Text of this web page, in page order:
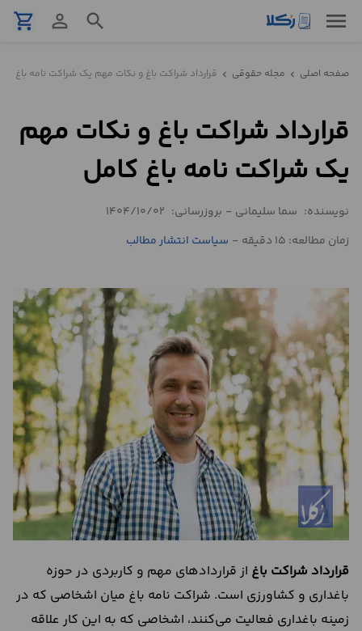
menu
search
person_outline
shopping_cart
نمونه
تنظیم
قرارداد
حقوقی
تلفنی
محاسبه
آنلاین
درباره
ما
تماس
با
ما
صفحه اصلی chevron_left مجله حقوقی chevron_left قرارداد شراکت باغ و نکات مهم یک شراکت نامه باغ
قرارداد شراکت باغ و نکات مهم
یک شراکت نامه باغ کامل
نویسنده: سما سلیمانی - بروزرسانی: 1404/10/02
زمان مطالعه: 15 دقیقه
- سیاست انتشار مطالب
قرارداد شراکت باغ از قراردادهای مهم و کاربردی در حوزه
باغداری و کشاورزی است. شراکت نامه باغ میان اشخاصی که در
زمینه باغداری فعالیت می‌کنند، اشخاصی که به این کار علاقه